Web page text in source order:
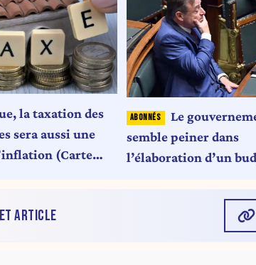
la taxation des
sera aussi une
(Carte
Le
semble peiner dans
l’élaboration d’un
aux propositions de
ARTICLE